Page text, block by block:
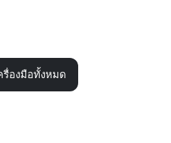
รื่องมือทั้งหมด